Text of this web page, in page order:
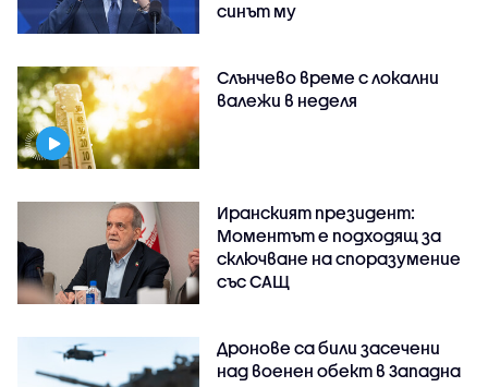
синът му
Слънчево време с локални
валежи в неделя
Иранският президент:
Моментът е подходящ за
сключване на споразумение
със САЩ
Дронове са били засечени
над военен обект в Западна